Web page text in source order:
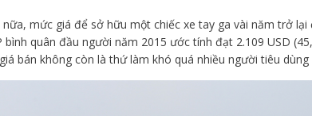
nữa, mức giá để sở hữu một chiếc xe tay ga vài năm trở
bình quân đầu người năm 2015 ước tính đạt 2.109 USD
bán không còn là thứ làm khó quá nhiều người tiêu dùng